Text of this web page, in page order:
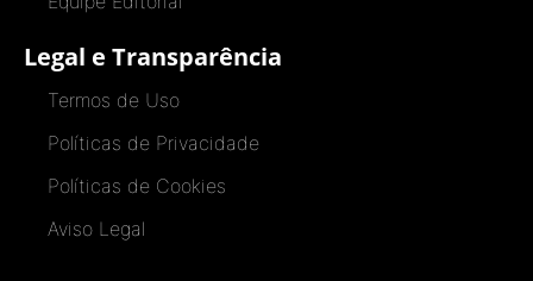
Legal e Transparência
Termos de Uso
Políticas de Privacidade
Políticas de Cookies
Aviso Legal